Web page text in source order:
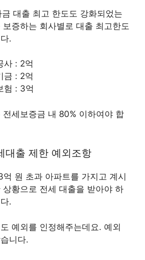
대출 최고 한도도 강화되었는
증하는 회사별로 대출 최고한도
.
사 : 2억
금 : 2억
험 : 3억
전세보증금 내 80% 이하여야 합
대출 제한 예외조항
원 초과 아파트를 가지고 계시
상황으로 전세 대출을 받아야 하
.
예외를 인정해주는데요. 예외
니다.